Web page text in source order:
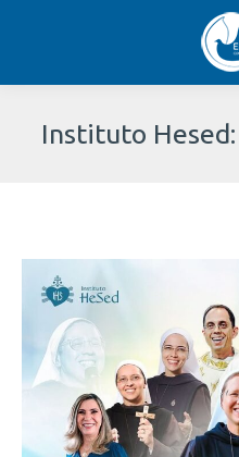
Instituto